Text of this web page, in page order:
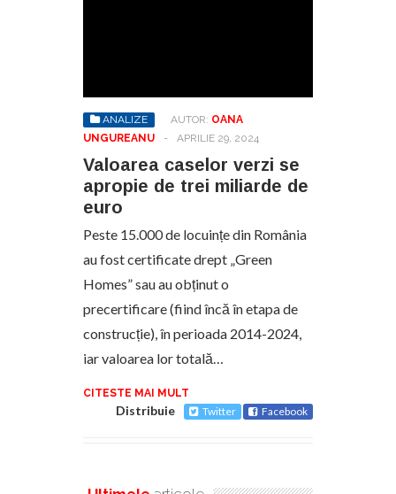
ANALIZE AUTOR: OANA
UNGUREANU
- APRILIE 29, 2024
Valoarea caselor verzi se
apropie de trei miliarde de
euro
Peste 15.000 de locuințe din România
au fost certificate drept „Green
Homes” sau au obținut o
precertificare (fiind încă în etapa de
construcție), în perioada 2014-2024,
iar valoarea lor totală…
CITESTE MAI MULT
Distribuie Twitter Facebook